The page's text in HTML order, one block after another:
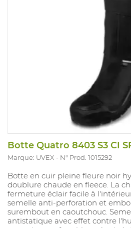
Botte Quatro 8403 S3 CI
Marque: UVEX N° Prod. 1015292
Botte en cuir pleine fleure noir
doublure chaude en fleece. La
fermeture éclair facile à
semelle anti-perforation et
surembout en caoutchouc.
antistatique avec effet contre
sensation confortable et équipé